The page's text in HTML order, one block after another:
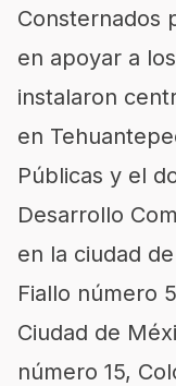
Consternados
en apoyar a
instalaron
en
Públicas y el
Desarrollo
en la ciudad
Fiallo número
Ciudad de
número 15,